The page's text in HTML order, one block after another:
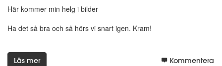
Här kommer min helg i bilder
Ha det så bra och så hörs vi snart igen. Kram!
Läs mer Kommentera